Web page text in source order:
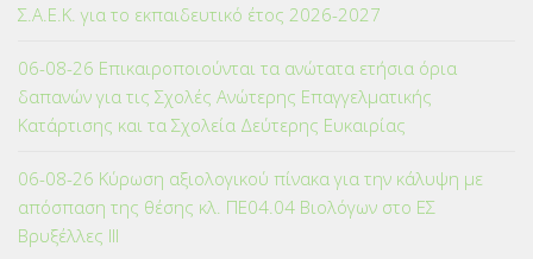
Σ.Α.Ε.Κ. για το εκπαιδευτικό έτος 2026-2027
06-08-26 Επικαιροποιούνται τα ανώτατα ετήσια όρια
δαπανών για τις Σχολές Ανώτερης Επαγγελματικής
Κατάρτισης και τα Σχολεία Δεύτερης Ευκαιρίας
06-08-26 Κύρωση αξιολογικού πίνακα για την κάλυψη με
απόσπαση της θέσης κλ. ΠΕ04.04 Βιολόγων στο ΕΣ
Βρυξέλλες ΙΙΙ